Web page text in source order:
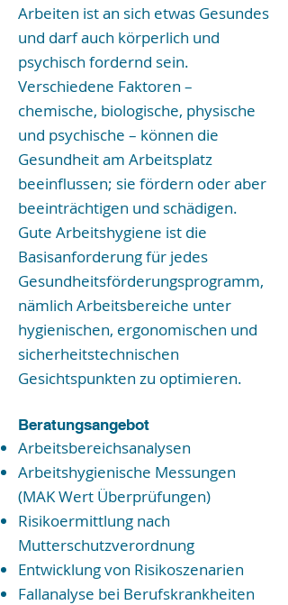
Arbeiten ist an sich etwas Gesundes
und darf auch körperlich und
psychisch fordernd sein.
Verschiedene Faktoren –
chemische, biologische, physische
und psychische – können die
Gesundheit am Arbeitsplatz
beeinflussen; sie fördern oder aber
beeinträchtigen und schädigen.
Gute Arbeitshygiene ist die
Basisanforderung für jedes
Gesundheitsförderungsprogramm,
nämlich Arbeitsbereiche unter
hygienischen, ergonomischen und
sicherheitstechnischen
Gesichtspunkten zu optimieren.
Beratungsangebot
Arbeitsbereichsanalysen
Arbeitshygienische Messungen
(MAK Wert Überprüfungen)
Risikoermittlung nach
Mutterschutzverordnung
Entwicklung von Risikoszenarien
Fallanalyse bei Berufskrankheiten